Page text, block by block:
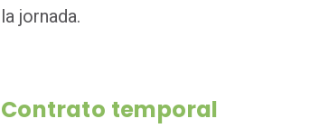
la jornada.
Contrato temporal